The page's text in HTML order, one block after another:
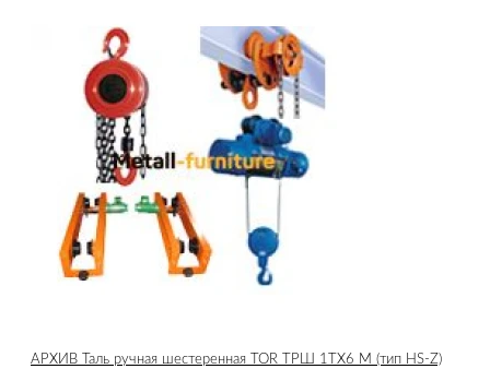
АРХИВ Таль ручная шестеренная TOR ТРШ 1ТХ6 М (тип HS-Z)